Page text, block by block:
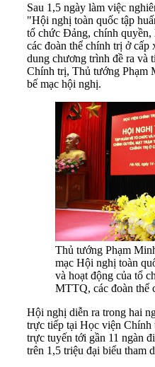
Sau 1,5 ngày làm việc
"Hội nghị toàn quốc tập
tổ chức Đảng, chính
các đoàn thể chính trị ở cấp
dung chương trình đề ra và
Chính trị, Thủ tướng Phạm
bế mạc hội nghị.
Thủ tướng Phạm
mạc Hội nghị toàn
và hoạt động của tổ
MTTQ, các đoàn thể
Hội nghị diễn ra trong hai
trực tiếp tại Học viện
trực tuyến tới gần 11 ngàn
trên 1,5 triệu đại biểu tham